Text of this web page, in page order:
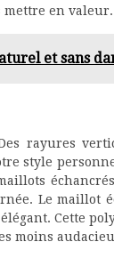
mettre en valeur.
et sans
rayures
Le maillot
Cette